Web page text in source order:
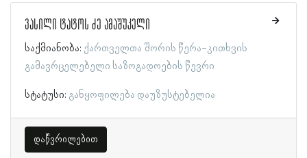
ვასილი ტატოს ძე ამაშუკელი
საქმიანობა: ქართველთა შორის წერა-კითხვის
გამავრცელებელი საზოგადოების წევრი
სტატუსი: განყოფილება დაუზუსტებელია
დაწვრილებით